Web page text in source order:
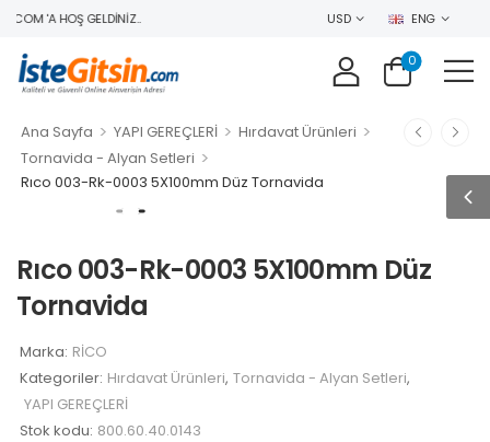
'A HOŞ GELDINIZ.. USD ENG
0
Ana Sayfa > YAPI GEREÇLERİ > Hırdavat Ürünleri >
Tornavida - Alyan Setleri >
Rıco 003-Rk-0003 5X100mm Düz Tornavida
Rıco 003-Rk-0003 5X100mm Düz
Tornavida
Marka: RİCO
Kategoriler: Hırdavat Ürünleri, Tornavida - Alyan Setleri,
YAPI GEREÇLERİ
Stok kodu: 800.60.40.0143